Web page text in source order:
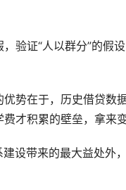
证“人以群分”的假
在于，历史借贷数
才积累的壁垒，拿来变
带来的最大益处外